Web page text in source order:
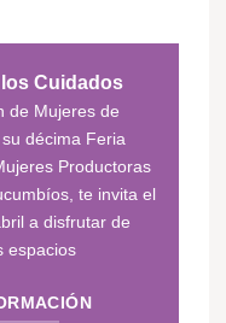
los Cuidados
de Mujeres de
décima Feria
Productoras
te invita el
a disfrutar de
espacios